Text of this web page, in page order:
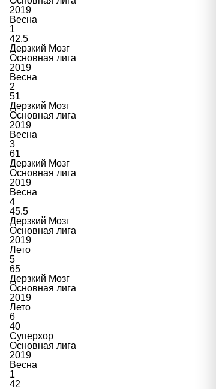
2019
Весна
1
42.5
Дерзкий Мозг
Основная лига
2019
Весна
2
51
Дерзкий Мозг
Основная лига
2019
Весна
3
61
Дерзкий Мозг
Основная лига
2019
Весна
4
45.5
Дерзкий Мозг
Основная лига
2019
Лето
5
65
Дерзкий Мозг
Основная лига
2019
Лето
6
40
Суперхор
Основная лига
2019
Весна
1
42